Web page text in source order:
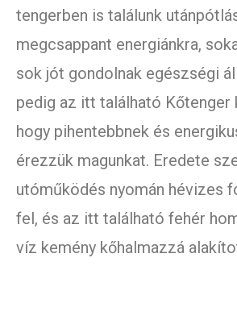
tengerben is találunk
megcsappant energiánkra,
sok jót gondolnak egészségi
pedig az itt található Kőtenger
hogy pihentebbnek és
érezzük magunkat. Eredete
utóműködés nyomán hévizes
fel, és az itt található fehér
víz kemény kőhalmazzá